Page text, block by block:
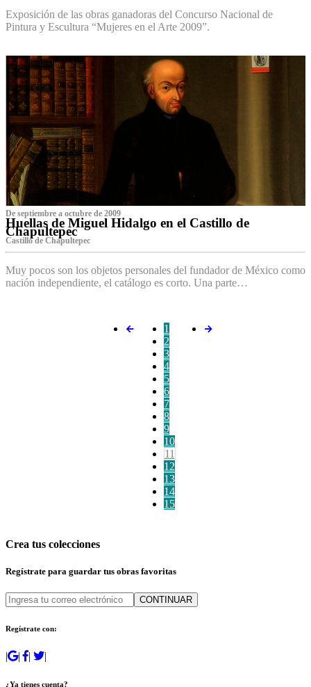
Exposición de las obras ganadoras del Concurso Nacional de
Pintura y Escultura “Mujeres en el Arte 2009”.
De septiembre a octubre de 2009
Huellas de Miguel Hidalgo en el Castillo de
Chapultepec
Castillo de Chapultepec
Muy pocos son los objetos personales del fundador de México como
nación independiente, el catálogo es corto. Una parte…
1
2
3
4
5
6
7
8
9
10
11
12
13
14
15
Crea tus colecciones
Regístrate para guardar tus obras favoritas
CONTINUAR
Regístrate con:
| | | |
¿Ya tienes cuenta?